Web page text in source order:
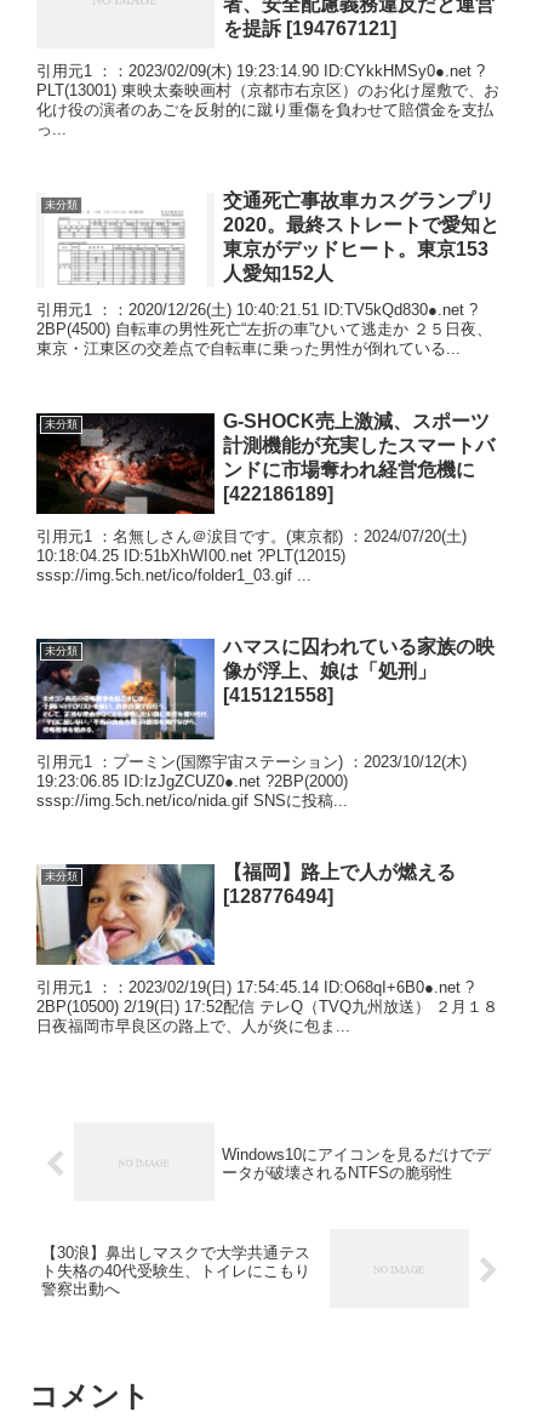
を提訴 [194767121]
引用元1 ：：2023/02/09(木) 19:23:14.90 ID:CYkkHMSy0●.net ?
PLT(13001) 東映太秦映画村（京都市右京区）のお化け屋敷で、お
化け役の演者のあごを反射的に蹴り重傷を負わせて賠償金を支払
っ...
未分類
交通死亡事故車カスグランプリ
2020。最終ストレートで愛知と
東京がデッドヒート。東京153
人愛知152人
引用元1 ：：2020/12/26(土) 10:40:21.51 ID:TV5kQd830●.net ?
2BP(4500) 自転車の男性死亡“左折の車”ひいて逃走か ２５日夜、
東京・江東区の交差点で自転車に乗った男性が倒れている...
未分類
G-SHOCK売上激減、スポーツ
計測機能が充実したスマートバ
ンドに市場奪われ経営危機に
[422186189]
引用元1 ：名無しさん＠涙目です。(東京都) ：2024/07/20(土)
10:18:04.25 ID:51bXhWI00.net ?PLT(12015)
sssp://img.5ch.net/ico/folder1_03.gif ...
未分類
ハマスに囚われている家族の映
像が浮上、娘は「処刑」
[415121558]
引用元1 ：プーミン(国際宇宙ステーション) ：2023/10/12(木)
19:23:06.85 ID:IzJgZCUZ0●.net ?2BP(2000)
sssp://img.5ch.net/ico/nida.gif SNSに投稿...
未分類
【福岡】路上で人が燃える
[128776494]
引用元1 ：：2023/02/19(日) 17:54:45.14 ID:O68qI+6B0●.net ?
2BP(10500) 2/19(日) 17:52配信 テレQ（TVQ九州放送） ２月１８
日夜福岡市早良区の路上で、人が炎に包ま...
Windows10にアイコンを見るだけでデ
ータが破壊されるNTFSの脆弱性
【30浪】鼻出しマスクで大学共通テス
ト失格の40代受験生、トイレにこもり
警察出動へ
コメント